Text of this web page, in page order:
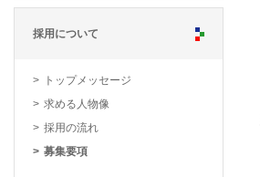
採用情報
採用について
トップメッセージ
求める人物像
採用の流れ
募集要項